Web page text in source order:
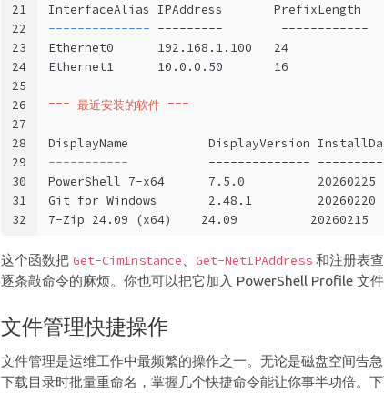
21
22
23
24
25
26
27
28
29
30
31
32
InterfaceAlias IPAddress       PrefixLength
-------------- ---------        ------------
Ethernet0      192.168.1.100   24
Ethernet1      10.0.0.50       16
=== 最近安装的软件 ===
DisplayName           DisplayVersion
----------- --------------
PowerShell 7-x64      7.5.0          20260225
Git for Windows       2.48.1         20260220
7-Zip 24.09 (x64)    24.09          20260215
这个函数把 Get-CimInstance Get-NetIPAddress和注册表
逐条敲命令的麻烦。你也可以把它加入 PowerShell Profile 文件
文件管理快捷操作
文件管理是运维工作中最频繁的操作之一。无论是磁盘空间告
下载目录时批量重命名，掌握几个快捷命令能让你事半功倍。